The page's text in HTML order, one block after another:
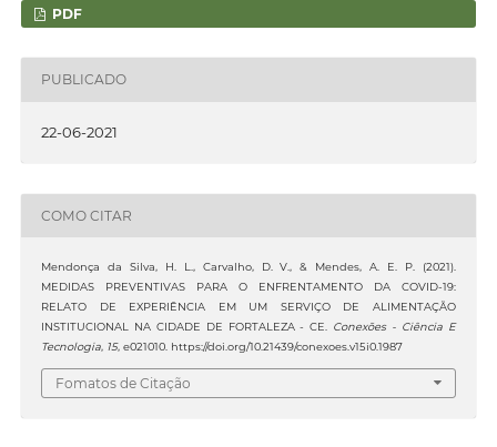
PDF
PUBLICADO
22-06-2021
COMO CITAR
Mendonça da Silva, H. L., Carvalho, D. V., & Mendes, A. E. P. (2021).
MEDIDAS PREVENTIVAS PARA O ENFRENTAMENTO DA COVID-19:
RELATO DE EXPERIÊNCIA EM UM SERVIÇO DE ALIMENTAÇÃO
INSTITUCIONAL NA CIDADE DE FORTALEZA - CE. Conexões - Ciência E
Tecnologia, 15, e021010. https://doi.org/10.21439/conexoes.v15i0.1987
Fomatos de Citação